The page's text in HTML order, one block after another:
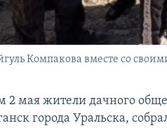
Компакова вместе со
2 мая жители дачного
города Уральска,